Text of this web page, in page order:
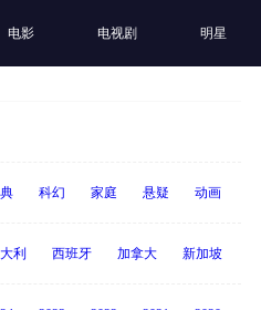
电影 电视剧 明星
科幻 家庭 悬疑 动画
利 西班牙 加拿大 新加坡